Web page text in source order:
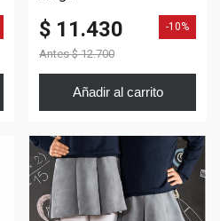
$ 11.430
Antes $ 12.700
-10%
Añadir al carrito